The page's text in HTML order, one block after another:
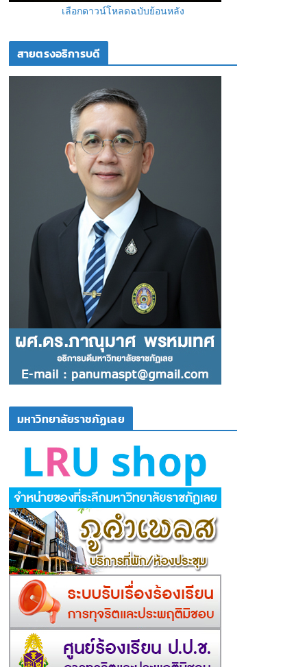
เลือกดาวน์โหลดฉบับย้อนหลัง
สายตรงอธิการบดี
มหาวิทยาลัยราชภัฏเลย